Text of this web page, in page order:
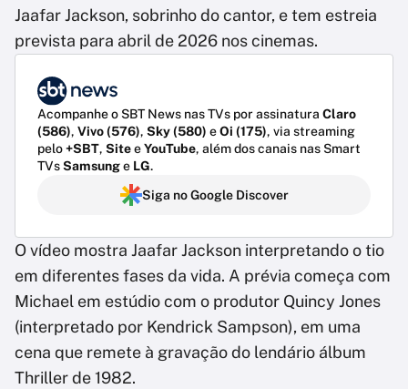
Jaafar Jackson, sobrinho do cantor, e tem estreia
prevista para abril de 2026 nos cinemas.
Acompanhe o SBT News nas TVs por assinatura Claro
(586), Vivo (576), Sky (580) eOi (175), via streaming
pelo+SBT, SiteeYouTube, além dos canais nas Smart
TVsSamsunge LG.
Siga no Google Discover
O vídeo mostra Jaafar Jackson interpretando o tio
em diferentes fases da vida. A prévia começa com
Michael em estúdio com o produtor Quincy Jones
(interpretado por Kendrick Sampson), em uma
cena que remete à gravação do lendário álbum
Thriller de 1982.